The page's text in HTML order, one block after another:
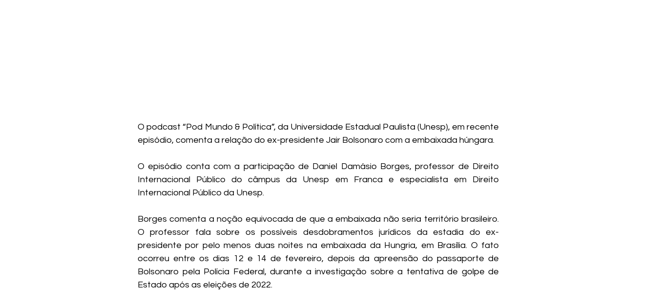
O podcast “Pod Mundo & Política”, da Universidade Estadual Paulista (Unesp), em recente
episódio, comenta a relação do ex-presidente Jair Bolsonaro com a embaixada húngara.
O episódio conta com a participação de Daniel Damásio Borges, professor de Direito
Internacional Público do câmpus da Unesp em Franca e especialista em Direito
Internacional Público da Unesp.
Borges comenta a noção equivocada de que a embaixada não seria território brasileiro.
O professor fala sobre os possíveis desdobramentos jurídicos da estadia do ex-
presidente por pelo menos duas noites na embaixada da Hungria, em Brasília. O fato
ocorreu entre os dias 12 e 14 de fevereiro, depois da apreensão do passaporte de
Bolsonaro pela Polícia Federal, durante a investigação sobre a tentativa de golpe de
Estado após as eleições de 2022.